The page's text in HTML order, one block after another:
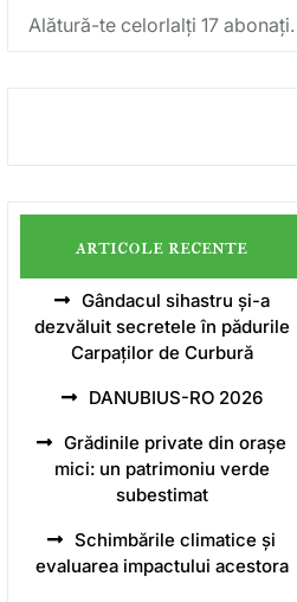
Alătură-te celorlalți 17 abonați.
articole recente
Gândacul sihastru și-a
dezvăluit secretele în pădurile
Carpaților de Curbură
DANUBIUS-RO 2026
Grădinile private din orașe
mici: un patrimoniu verde
subestimat
Schimbările climatice și
evaluarea impactului acestora